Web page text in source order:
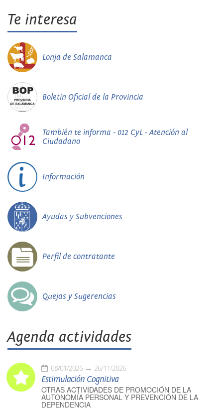
Te interesa
Lonja de Salamanca
Boletín Oficial de la Provincia
También te informa - 012 CyL - Atención al
Ciudadano
Información
Ayudas y Subvenciones
Perfil de contratante
Quejas y Sugerencias
Agenda actividades
08/01/2026 26/11/2026
Estimulación Cognitiva
OTRAS ACTIVIDADES DE PROMOCIÓN DE LA
AUTONOMÍA PERSONAL Y PREVENCIÓN DE LA
DEPENDENCIA